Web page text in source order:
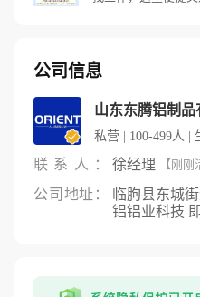
公司信息
山东东腾铝制品
私营 | 100-499人 |
联系人： 徐经理 【刚刚
公司地址：
临朐县东城
铝铝业科技